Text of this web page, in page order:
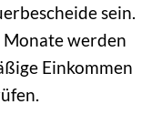
sein.
werden
Einkommen